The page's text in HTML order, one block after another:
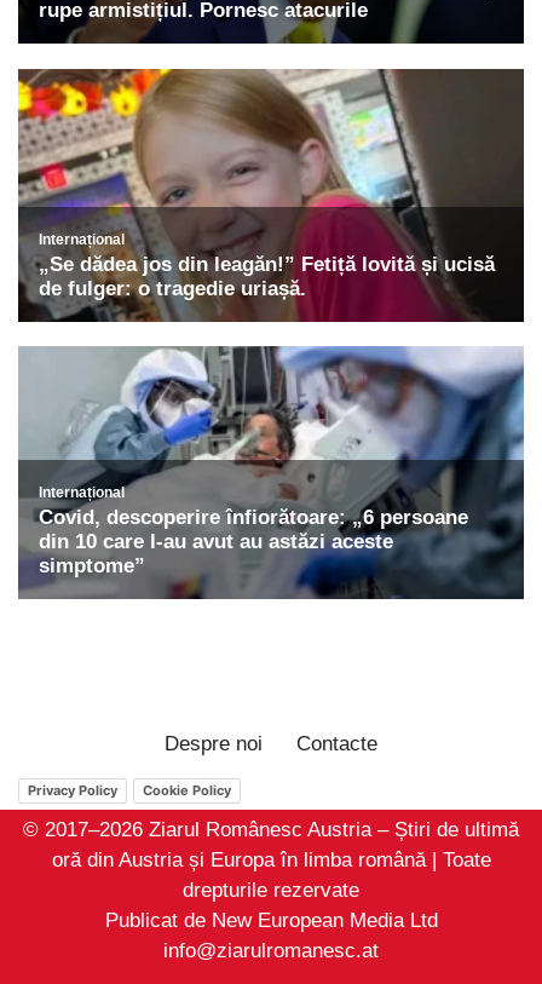
Despre noi Contacte
Privacy Policy Cookie Policy
© 2017–2026 Ziarul Românesc Austria – Știri de ultimă
oră din Austria și Europa în limba română | Toate
drepturile rezervate
Publicat de New European Media Ltd
info@ziarulromanesc.at